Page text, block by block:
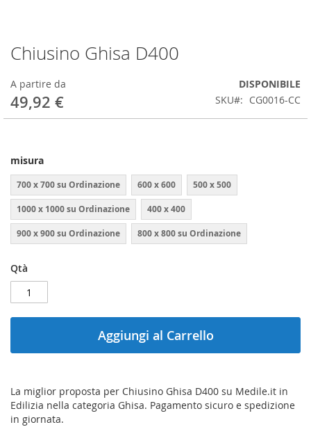
Chiusino Ghisa D400
A partire da
49,92 €
DISPONIBILE
SKU
CG0016-CC
misura
700 x 700 su Ordinazione 600 x 600 500 x 500
1000 x 1000 su Ordinazione 400 x 400
900 x 900 su Ordinazione 800 x 800 su Ordinazione
Qtà
Aggiungi al Carrello
La miglior proposta per Chiusino Ghisa D400 su Medile.it in
Edilizia nella categoria Ghisa. Pagamento sicuro e spedizione
in giornata.
Vai
all'inizio
della
galleria
di
immagini